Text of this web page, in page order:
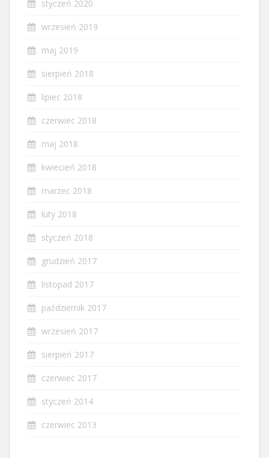
styczeń 2020
wrzesień 2019
maj 2019
sierpień 2018
lipiec 2018
czerwiec 2018
maj 2018
kwiecień 2018
marzec 2018
luty 2018
styczeń 2018
grudzień 2017
listopad 2017
październik 2017
wrzesień 2017
sierpień 2017
czerwiec 2017
styczeń 2014
czerwiec 2013